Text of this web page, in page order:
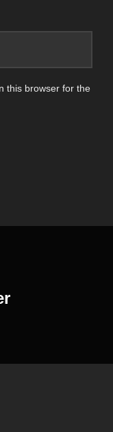
this browser for the